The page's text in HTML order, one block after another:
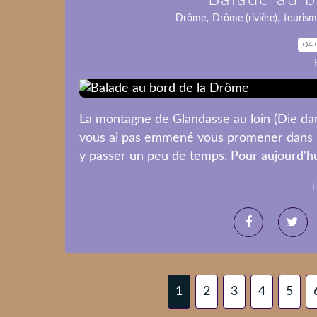
Drôme, Drôme (rivière),
La montagne de Glandasse au loin (Die
vous ai pas emmené vous promener
y passer un peu de temps. Pour
1 2 3 4 5